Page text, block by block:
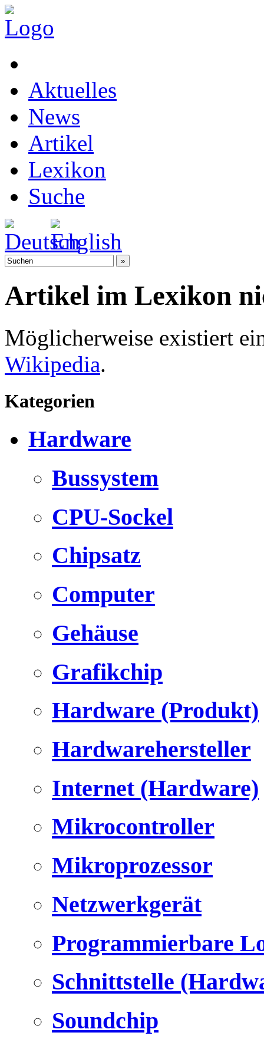
Aktuelles
News
Artikel
Lexikon
Suche
Artikel im Lexikon
Möglicherweise existiert
Wikipedia.
Kategorien
Hardware
Bussystem
CPU-Sockel
Chipsatz
Computer
Gehäuse
Grafikchip
Hardware (Produkt)
Hardwarehersteller
Internet (Hardware)
Mikrocontroller
Mikroprozessor
Netzwerkgerät
Programmierbare
Schnittstelle
Soundchip